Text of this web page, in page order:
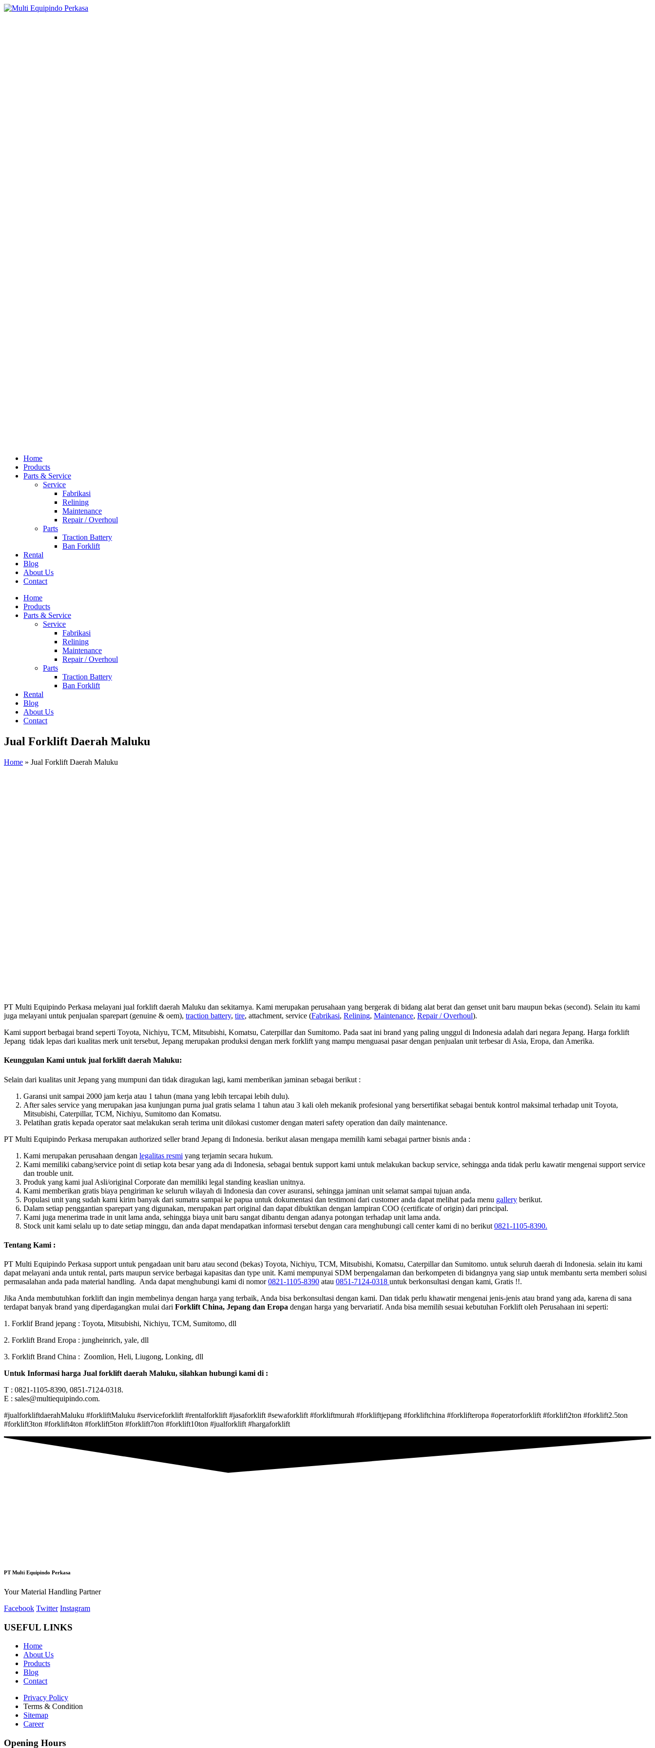
Home
Products
Parts & Service
Service
Fabrikasi
Relining
Maintenance
Repair / Overhoul
Parts
Traction Battery
Ban Forklift
Rental
Blog
About Us
Contact
Home
Products
Parts & Service
Service
Fabrikasi
Relining
Maintenance
Repair / Overhoul
Parts
Traction Battery
Ban Forklift
Rental
Blog
About Us
Contact
Jual Forklift Daerah Maluku
Home » Jual Forklift Daerah Maluku
PT Multi Equipindo Perkasa melayani jual forklift daerah Maluku dan sekitarnya. Kami merupakan perusahaan yang bergerak di bidang alat berat dan genset unit baru maupun bekas (second). Selain itu kami
juga melayani untuk penjualan sparepart (genuine & oem), traction battery, tire, attachment, service (Fabrikasi, Relining, Maintenance, Repair / Overhoul).
Kami support berbagai brand seperti Toyota, Nichiyu, TCM, Mitsubishi, Komatsu, Caterpillar dan Sumitomo. Pada saat ini brand yang paling unggul di Indonesia adalah dari negara Jepang. Harga forklift
Jepang tidak lepas dari kualitas merk unit tersebut, Jepang merupakan produksi dengan merk forklift yang mampu menguasai pasar dengan penjualan unit terbesar di Asia, Eropa, dan Amerika.
Keunggulan Kami untuk jual forklift daerah Maluku:
Selain dari kualitas unit Jepang yang mumpuni dan tidak diragukan lagi, kami memberikan jaminan sebagai berikut :
Garansi unit sampai 2000 jam kerja atau 1 tahun (mana yang lebih tercapai lebih dulu).
After sales service yang merupakan jasa kunjungan purna jual gratis selama 1 tahun atau 3 kali oleh mekanik profesional yang bersertifikat sebagai bentuk kontrol maksimal terhadap unit Toyota,
Mitsubishi, Caterpillar, TCM, Nichiyu, Sumitomo dan Komatsu.
Pelatihan gratis kepada operator saat melakukan serah terima unit dilokasi customer dengan materi safety operation dan daily maintenance.
PT Multi Equipindo Perkasa merupakan authorized seller brand Jepang di Indonesia. berikut alasan mengapa memilih kami sebagai partner bisnis anda :
Kami merupakan perusahaan dengan legalitas resmi yang terjamin secara hukum.
Kami memiliki cabang/service point di setiap kota besar yang ada di Indonesia, sebagai bentuk support kami untuk melakukan backup service, sehingga anda tidak perlu kawatir mengenai support service
dan trouble unit.
Produk yang kami jual Asli/original Corporate dan memiliki legal standing keaslian unitnya.
Kami memberikan gratis biaya pengiriman ke seluruh wilayah di Indonesia dan cover asuransi, sehingga jaminan unit selamat sampai tujuan anda.
Populasi unit yang sudah kami kirim banyak dari sumatra sampai ke papua untuk dokumentasi dan testimoni dari customer anda dapat melihat pada menu gallery berikut.
Dalam setiap penggantian sparepart yang digunakan, merupakan part original dan dapat dibuktikan dengan lampiran COO (certificate of origin) dari principal.
Kami juga menerima trade in unit lama anda, sehingga biaya unit baru sangat dibantu dengan adanya potongan terhadap unit lama anda.
Stock unit kami selalu up to date setiap minggu, dan anda dapat mendapatkan informasi tersebut dengan cara menghubungi call center kami di no berikut 0821-1105-8390.
Tentang Kami :
PT Multi Equipindo Perkasa support untuk pengadaan unit baru atau second (bekas) Toyota, Nichiyu, TCM, Mitsubishi, Komatsu, Caterpillar dan Sumitomo. untuk seluruh daerah di Indonesia. selain itu kami
dapat melayani anda untuk rental, parts maupun service berbagai kapasitas dan type unit. Kami mempunyai SDM berpengalaman dan berkompeten di bidangnya yang siap untuk membantu serta memberi solusi
permasalahan anda pada material handling. Anda dapat menghubungi kami di nomor0821-1105-8390 atau 0851-7124-0318 untuk berkonsultasi dengan kami, Gratis !!.
Jika Anda membutuhkan forklift dan ingin membelinya dengan harga yang terbaik, Anda bisa berkonsultasi dengan kami. Dan tidak perlu khawatir mengenai jenis-jenis atau brand yang ada, karena di sana
terdapat banyak brand yang diperdagangkan mulai dari Forklift China, Jepang dan Eropa dengan harga yang bervariatif. Anda bisa memilih sesuai kebutuhan Forklift oleh Perusahaan ini seperti:
1. Forklif Brand jepang : Toyota, Mitsubishi, Nichiyu, TCM, Sumitomo, dll
2. Forklift Brand Eropa : jungheinrich, yale, dll
3. Forklift Brand China : Zoomlion, Heli, Liugong, Lonking, dll
Untuk Informasi harga Jual forklift daerah Maluku, silahkan hubungi kami di :
T : 0821-1105-8390, 0851-7124-0318.
E : sales@multiequipindo.com.
#jualforkliftdaerahMaluku #forkliftMaluku #serviceforklift #rentalforklift #jasaforklift #sewaforklift #forkliftmurah #forkliftjepang #forkliftchina #forklifteropa #operatorforklift #forklift2ton #forklift2.5ton
#forklift3ton #forklift4ton #forklift5ton #forklift7ton #forklift10ton #jualforklift #hargaforklift
PT Multi Equipindo Perkasa
Your Material Handling Partner
Facebook Twitter Instagram
USEFUL LINKS
Home
About Us
Products
Blog
Contact
Privacy Policy
Terms & Condition
Sitemap
Career
Opening Hours